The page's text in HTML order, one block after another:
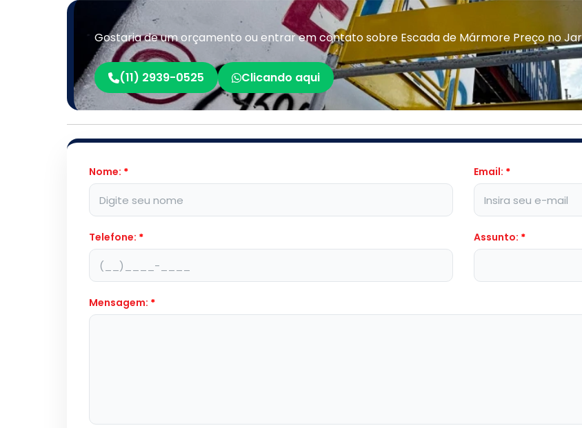
Gostaria de um orçamento ou entrar em contato sobre Escada de Mármore Preço no
(11) 2939-0525 Clicando aqui
Nome: * Email: *
Telefone: * Assunto: *
Mensagem: *